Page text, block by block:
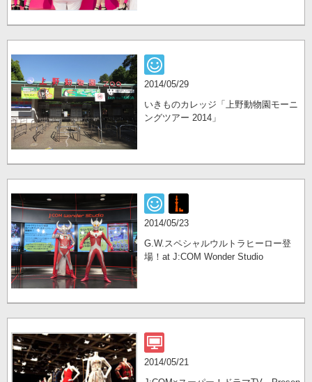
2014/05/29
いきものカレッジ「上野動物園モーニ
ングツアー 2014」
2014/05/23
G.W.スペシャルウルトラヒーロー登
場！at J:COM Wonder Studio
2014/05/21